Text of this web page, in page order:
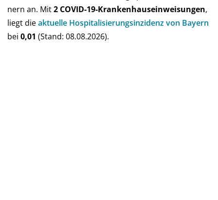
nern an. Mit2 COVID-19-Kranken­haus­ein­weisun­gen,
liegt dieaktu­elle Hos­pi­ta­li­sie­rungs­in­zi­denz von Bay­ern
bei 0,01 (Stand: 08.08.2026).